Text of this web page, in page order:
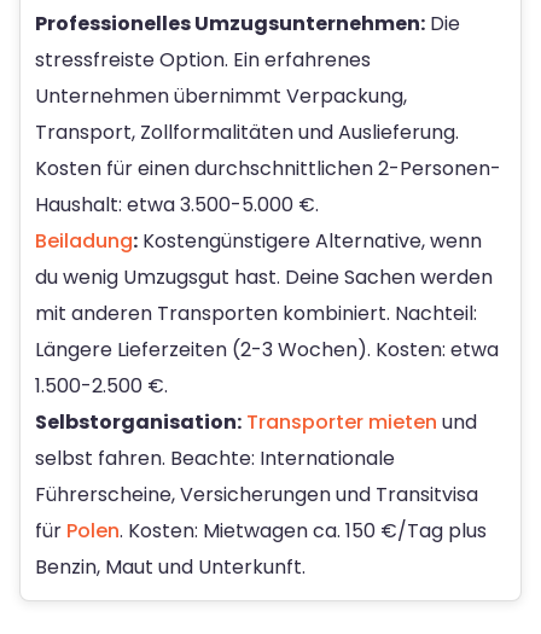
Professionelles Umzugsunternehmen: Die
stressfreiste Option. Ein erfahrenes
Unternehmen übernimmt Verpackung,
Transport, Zollformalitäten und Auslieferung.
Kosten für einen durchschnittlichen 2-Personen-
Haushalt: etwa 3.500-5.000 €.
Beiladung: Kostengünstigere Alternative, wenn
du wenig Umzugsgut hast. Deine Sachen werden
mit anderen Transporten kombiniert. Nachteil:
Längere Lieferzeiten (2-3 Wochen). Kosten: etwa
1.500-2.500 €.
Selbstorganisation: Transporter mieten und
selbst fahren. Beachte: Internationale
Führerscheine, Versicherungen und Transitvisa
für Polen. Kosten: Mietwagen ca. 150 €/Tag plus
Benzin, Maut und Unterkunft.